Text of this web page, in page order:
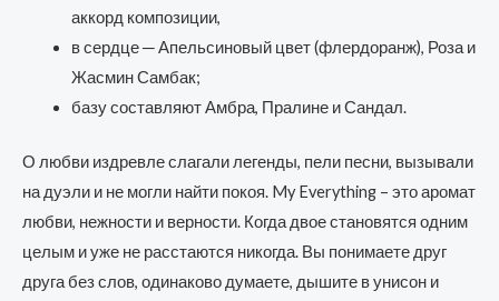
аккорд композиции,
в сердце ─ Апельсиновый цвет (флердоранж), Роза и
Жасмин Самбак;
базу составляют Амбра, Пралине и Сандал.
О любви издревле слагали легенды, пели песни, вызывали
на дуэли и не могли найти покоя. My Everything – это аромат
любви, нежности и верности. Когда двое становятся одним
целым и уже не расстаются никогда. Вы понимаете друг
друга без слов, одинаково думаете, дышите в унисон и